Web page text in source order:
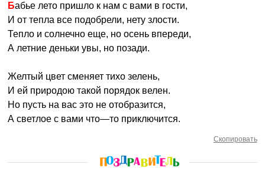
Бабье лето пришло к нам с вами в гости,
И от тепла все подобрели, нету злости.
Тепло и солнечно еще, но осень впереди,
А летние деньки увы, но позади.
Желтый цвет сменяет тихо зелень,
И ей природою такой порядок велен.
Но пусть на вас это не отобразится,
А светлое с вами что—то приключится.
Скопировать